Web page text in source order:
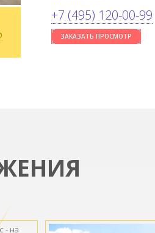
+7 (495) 120-00-99
ЗАКАЗАТЬ ПРОСМОТР